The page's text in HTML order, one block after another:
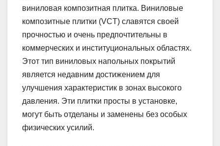
виниловая композитная плитка. Виниловые
композитные плитки (VCT) славятся своей
прочностью и очень предпочтительны в
коммерческих и институциональных областях.
Этот тип виниловых напольных покрытий
является недавним достижением для
улучшения характеристик в зонах высокого
давления. Эти плитки просты в установке,
могут быть отделаны и заменены без особых
физических усилий.